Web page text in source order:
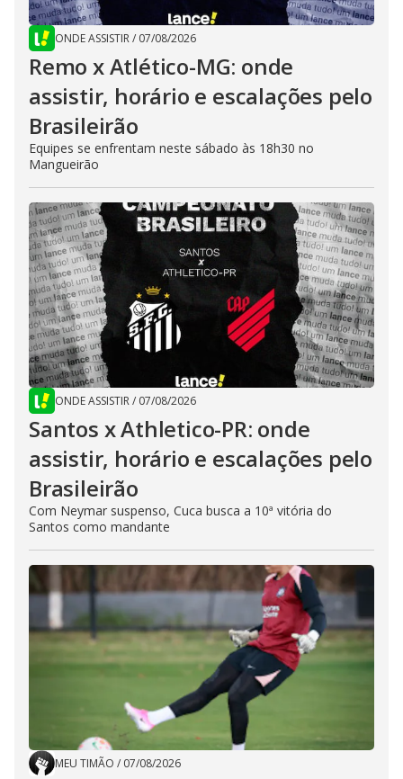
ONDE ASSISTIR/ 07/08/2026
Remo x Atlético-MG: onde
assistir, horário e escalações pelo
Brasileirão
Equipes se enfrentam neste sábado às 18h30 no
Mangueirão
ONDE ASSISTIR/ 07/08/2026
Santos x Athletico-PR: onde
assistir, horário e escalações pelo
Brasileirão
Com Neymar suspenso, Cuca busca a 10ª vitória do
Santos como mandante
MEU TIMÃO / 07/08/2026